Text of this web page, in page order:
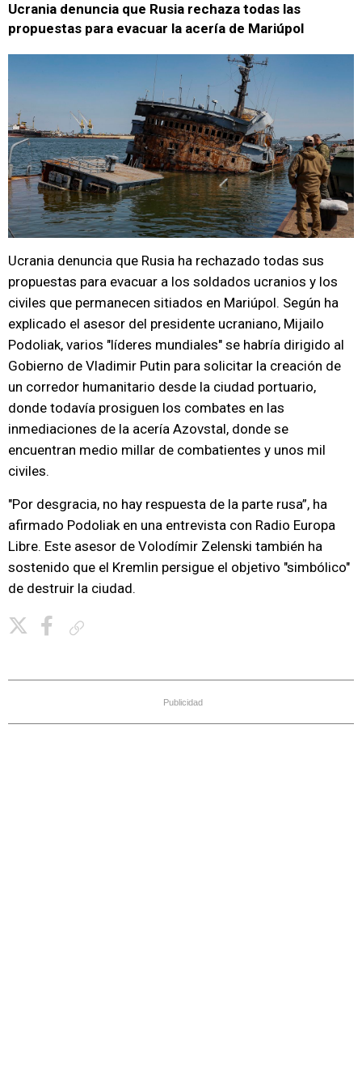
Ucrania denuncia que Rusia rechaza todas las
propuestas para evacuar la acería de Mariúpol
Ucrania denuncia que Rusia ha rechazado todas sus
propuestas para evacuar a los soldados ucranios y los
civiles que permanecen sitiados en Mariúpol. Según ha
explicado el asesor del presidente ucraniano, Mijailo
Podoliak, varios "líderes mundiales" se habría dirigido al
Gobierno de Vladimir Putin para solicitar la creación de
un corredor humanitario desde la ciudad portuario,
donde todavía prosiguen los combates en las
inmediaciones de la acería Azovstal, donde se
encuentran medio millar de combatientes y unos mil
civiles.
"Por desgracia, no hay respuesta de la parte rusa”, ha
afirmado Podoliak en una entrevista con Radio Europa
Libre. Este asesor de Volodímir Zelenski también ha
sostenido que el Kremlin persigue el objetivo "simbólico"
de destruir la ciudad.
Publicidad